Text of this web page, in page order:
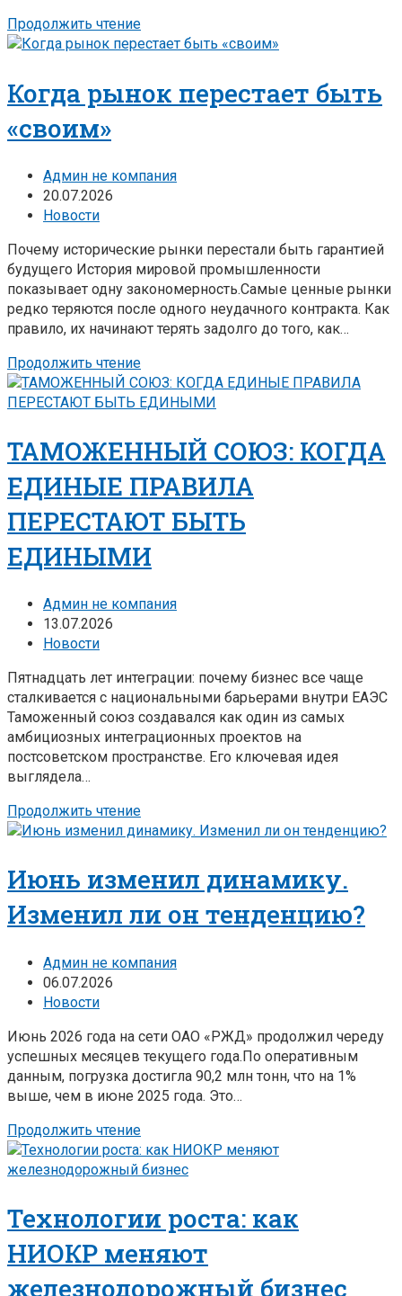
Продолжить чтение
Когда рынок перестает быть
«своим»
Админ не компания
20.07.2026
Новости
Почему исторические рынки перестали быть гарантией
будущего История мировой промышленности
показывает одну закономерность.Самые ценные рынки
редко теряются после одного неудачного контракта. Как
правило, их начинают терять задолго до того, как…
Продолжить чтение
ТАМОЖЕННЫЙ СОЮЗ: КОГДА
ЕДИНЫЕ ПРАВИЛА
ПЕРЕСТАЮТ БЫТЬ
ЕДИНЫМИ
Админ не компания
13.07.2026
Новости
Пятнадцать лет интеграции: почему бизнес все чаще
сталкивается с национальными барьерами внутри ЕАЭС
Таможенный союз создавался как один из самых
амбициозных интеграционных проектов на
постсоветском пространстве. Его ключевая идея
выглядела…
Продолжить чтение
Июнь изменил динамику.
Изменил ли он тенденцию?
Админ не компания
06.07.2026
Новости
Июнь 2026 года на сети ОАО «РЖД» продолжил череду
успешных месяцев текущего года.По оперативным
данным, погрузка достигла 90,2 млн тонн, что на 1%
выше, чем в июне 2025 года. Это…
Продолжить чтение
Технологии роста: как
НИОКР меняют
железнодорожный бизнес